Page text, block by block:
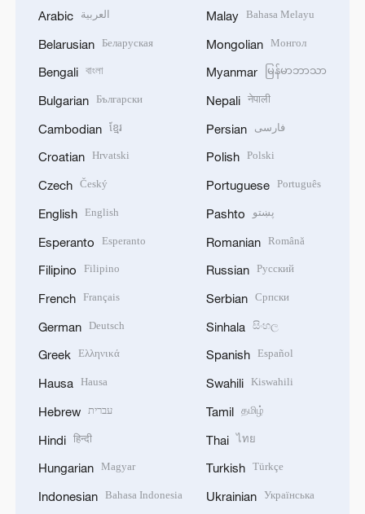
Arabic العربية
Belarusian Беларуская
Bengali বাংলা
Bulgarian Български
Cambodian ខ្មែរ
Croatian Hrvatski
Czech Český
English English
Esperanto Esperanto
Filipino Filipino
French Français
German Deutsch
Greek Ελληνικά
Hausa Hausa
Hebrew עברית
Hindi हिन्दी
Hungarian Magyar
Indonesian Bahasa Indonesia
Malay Bahasa Melayu
Mongolian Монгол
Myanmar မြန်မာဘာသာ
Nepali नेपाली
Persian فارسی
Polish Polski
Portuguese Português
Pashto پښتو
Romanian Română
Russian Русский
Serbian Српски
Sinhala සිංහල
Spanish Español
Swahili Kiswahili
Tamil தமிழ்
Thai ไทย
Turkish Türkçe
Ukrainian Українська